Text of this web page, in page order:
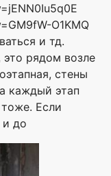
O1KMQ
и тд.
это рядом возле
стены
каждый этап
Если
и до